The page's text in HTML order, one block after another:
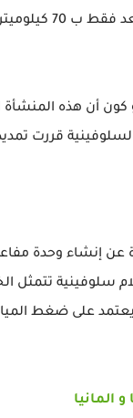
النمساوية
قررت تمديد
عن إنشاء وحدة
سلوفينية تتمثل
على ضغط المياه و
المانيا